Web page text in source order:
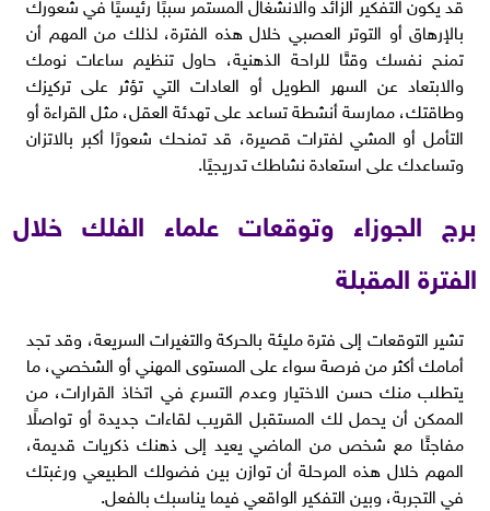
بالإرهاق أو التوتر العصبي خلال هذه الفترة، لذلك من المهم أن
تمنح نفسك وقتًا للراحة الذهنية، حاول تنظيم ساعات نومك
والابتعاد عن السهر الطويل أو العادات التي تؤثر على تركيزك
وطاقتك، ممارسة أنشطة تساعد على تهدئة العقل، مثل القراءة أو
التأمل أو المشي لفترات قصيرة، قد تمنحك شعورًا أكبر بالاتزان
وتساعدك على استعادة نشاطك تدريجيًا.
برج الجوزاء وتوقعات علماء الفلك خلال
الفترة المقبلة
تشير التوقعات إلى فترة مليئة بالحركة والتغيرات السريعة، وقد تجد
أمامك أكثر من فرصة سواء على المستوى المهني أو الشخصي، ما
يتطلب منك حسن الاختيار وعدم التسرع في اتخاذ القرارات، من
الممكن أن يحمل لك المستقبل القريب لقاءات جديدة أو تواصلًا
مفاجئًا مع شخص من الماضي يعيد إلى ذهنك ذكريات قديمة،
المهم خلال هذه المرحلة أن توازن بين فضولك الطبيعي ورغبتك
في التجربة، وبين التفكير الواقعي فيما يناسبك بالفعل.